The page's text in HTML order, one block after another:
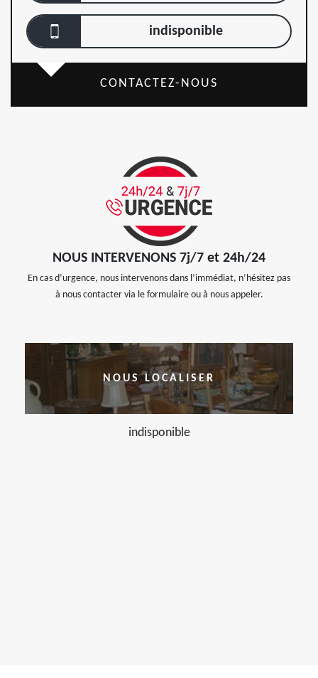
indisponible
CONTACTEZ-NOUS
NOUS INTERVENONS 7j/7 et 24h/24
En cas d’urgence, nous intervenons dans l’immédiat, n’hésitez pas
à nous contacter via le formulaire ou à nous appeler.
NOUS LOCALISER
indisponible